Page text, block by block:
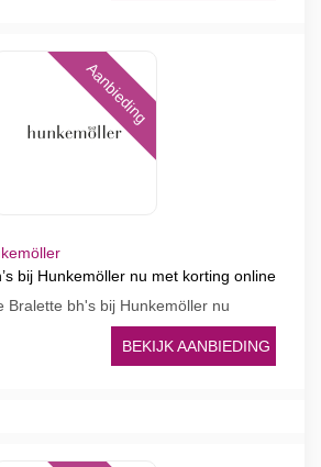
Aanbieding
bij Hunkemöller nu met korting online
Bralette bh's bij Hunkemöller nu
BEKIJK AANBIEDING